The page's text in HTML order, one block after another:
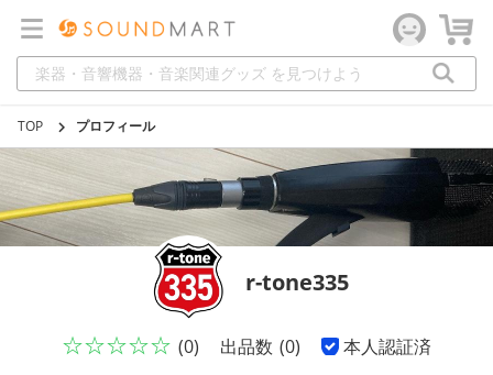
TOP プロフィール
r-tone335
☆☆☆☆☆ (0) 出品数 (0) 本人認証済